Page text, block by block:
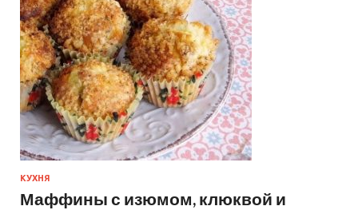
КУХНЯ
Маффины с изюмом, клюквой и